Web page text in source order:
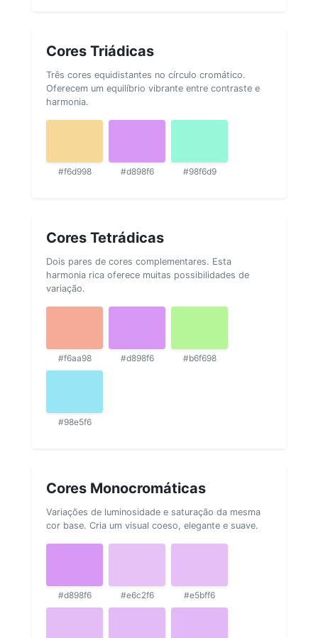
Cores Triádicas
Três cores equidistantes no círculo cromático.
Oferecem um equilíbrio vibrante entre contraste e
harmonia.
#f6d998 #d898f6 #98f6d9
Cores Tetrádicas
Dois pares de cores complementares. Esta
harmonia rica oferece muitas possibilidades de
variação.
#f6aa98 #d898f6 #b6f698
#98e5f6
Cores Monocromáticas
Variações de luminosidade e saturação da mesma
cor base. Cria um visual coeso, elegante e suave.
#d898f6 #e6c2f6 #e5bff6